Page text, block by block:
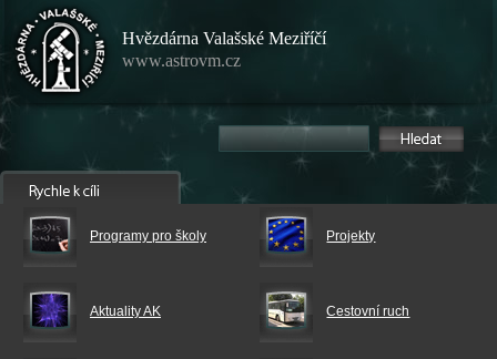
Hvězdárna Valašské Meziříčí
www.astrovm.cz
Programy pro školy Projekty
Aktuality AK Cestovní ruch